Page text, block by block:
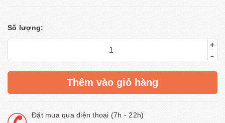
Số lượng:
+
-
Thêm vào giỏ hàng
Đặt mua qua điện thoại (7h - 22h)